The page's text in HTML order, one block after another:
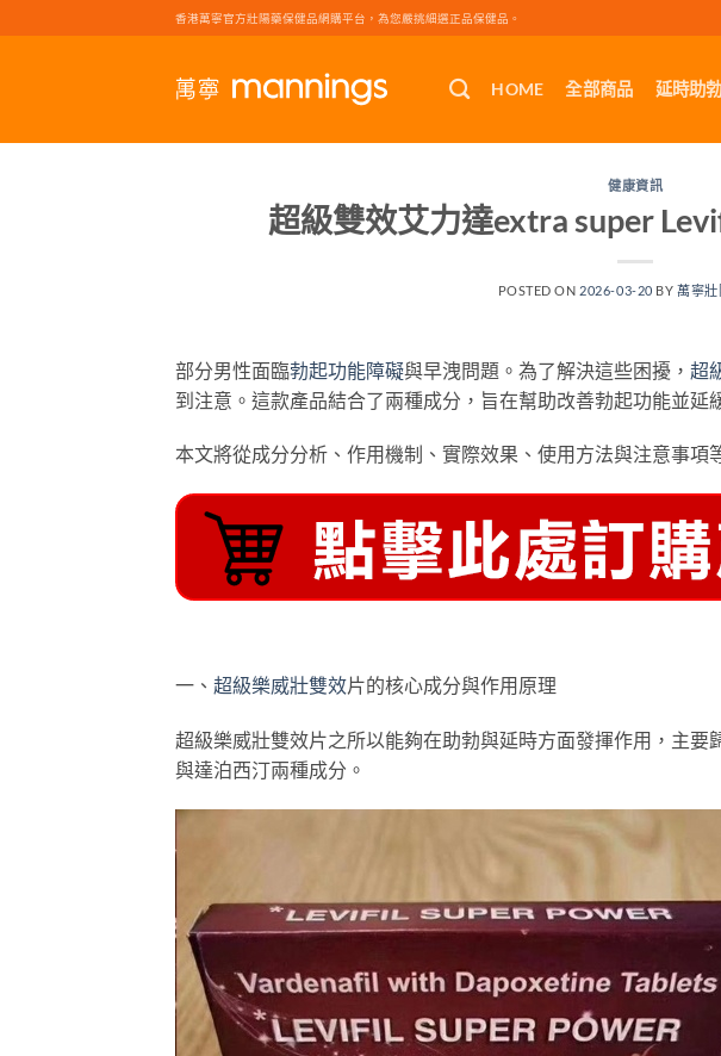
to
香港萬寧官方壯陽藥保健品網購平台，為您嚴挑細選正品保健品。
HOME 全部商品 延時助勃
健康資訊
超級雙效艾力達extra super
POSTED ON 2026-03-20 BY萬寧壯
部分男性面臨勃起功能障礙與早洩問題。為了解決這些困擾， 超
到注意。這款產品結合了兩種成分，旨在幫助改善勃起功能並延
本文將從成分分析、作用機制、實際效果、使用方法與注意事項
一、 超級樂威壯雙效片的核心成分與作用原理
超級樂威壯雙效片之所以能夠在助勃與延時方面發揮作用，主
與達泊西汀兩種成分。